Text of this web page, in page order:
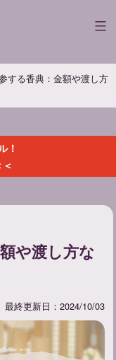
する香典：金額や渡し方
！
や渡し方な
最終更新日：2024/10/03